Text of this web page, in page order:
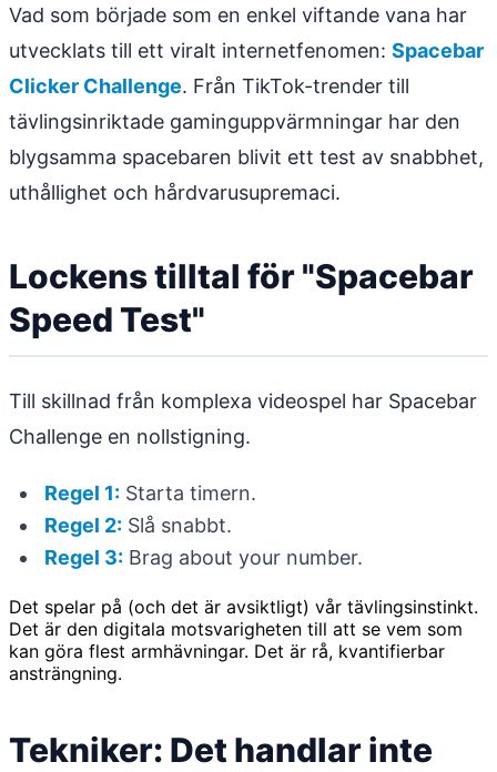
Vad som började som en enkel viftande vana har
utvecklats till ett viralt internetfenomen: Spacebar
Clicker Challenge. Från TikTok-trender till
tävlingsinriktade gaminguppvärmningar har den
blygsamma spacebaren blivit ett test av snabbhet,
uthållighet och hårdvarusupremaci.
Lockens tilltal för "Spacebar
Speed Test"
Till skillnad från komplexa videospel har Spacebar
Challenge en nollstigning.
Regel 1: Starta timern.
Regel 2: Slå snabbt.
Regel 3: Brag about your number.
Det spelar på (och det är avsiktligt) vår tävlingsinstinkt.
Det är den digitala motsvarigheten till att se vem som
kan göra flest armhävningar. Det är rå, kvantifierbar
ansträngning.
Tekniker: Det handlar inte